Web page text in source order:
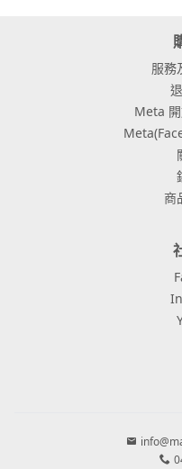
服務
Meta
商